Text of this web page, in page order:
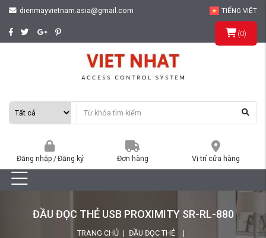
dienmayvietnam.asia@gmail.com TIẾNG VIỆT
(0)
Đăng nhập /Đăng ký Đơn hàng Vị trí cửa hàng
ĐẦU ĐỌC THẺ USB PROXIMITY SR-RL-880
TRANG CHỦ
ĐẦU ĐỌC THẺ